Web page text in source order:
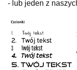
- lub jeden z